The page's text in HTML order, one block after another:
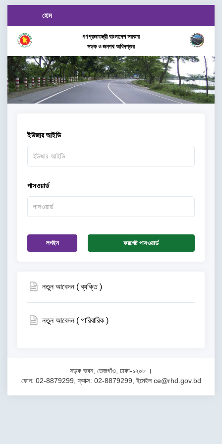
হোম
গণপ্রজাতন্ত্রী বাংলাদেশ সরকার
সড়ক ও জনপথ অধিদপ্তর
ইউজার আইডি
পাসওয়ার্ড
লগইন ফরগেট পাসওয়ার্ড
নতুন আবেদন ( ব্যক্তি )
নতুন আবেদন ( পারিবারিক )
সড়ক ভবন, তেজগাঁও, ঢাকা-১২০৮ ।
ফোন: 02-8879299, ফ্যাক্স: 02-8879299, ইমেইল ce@rhd.gov.bd